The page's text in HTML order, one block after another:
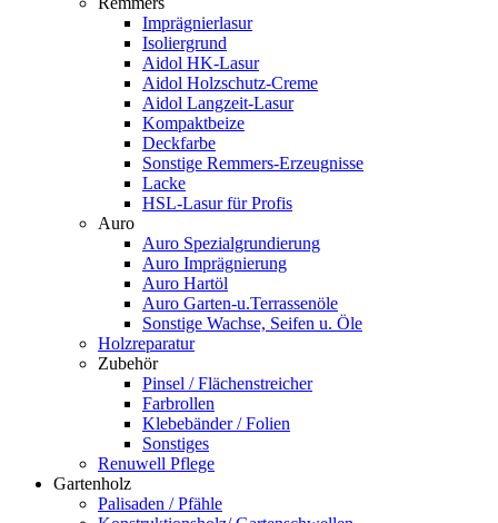
Imprägnierlasur
Isoliergrund
Aidol HK-Lasur
Aidol Holzschutz-Creme
Aidol Langzeit-Lasur
Kompaktbeize
Deckfarbe
Sonstige Remmers-Erzeugnisse
Lacke
HSL-Lasur für Profis
Auro
Auro Spezialgrundierung
Auro Imprägnierung
Auro Hartöl
Auro Garten-u.Terrassenöle
Sonstige Wachse, Seifen u. Öle
Holzreparatur
Zubehör
Pinsel / Flächenstreicher
Farbrollen
Klebebänder / Folien
Sonstiges
Renuwell Pflege
Gartenholz
Palisaden / Pfähle